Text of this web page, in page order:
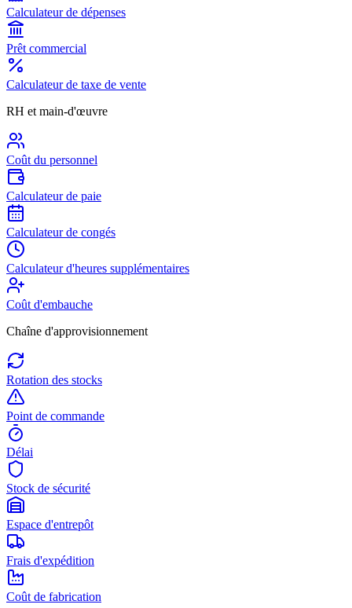
Calculateur de dépenses
Prêt commercial
Calculateur de taxe de vente
RH et main-d'œuvre
Coût du personnel
Calculateur de paie
Calculateur de congés
Calculateur d'heures supplémentaires
Coût d'embauche
Chaîne d'approvisionnement
Rotation des stocks
Point de commande
Délai
Stock de sécurité
Espace d'entrepôt
Frais d'expédition
Coût de fabrication